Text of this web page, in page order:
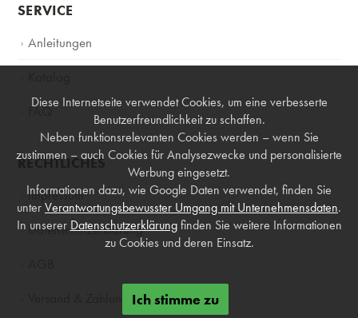
SERVICE
Anleitungen
FAQ
RECHTLICHES
Impressum
Datenschutzerklärung
Diese Internetseite verwendet Cookies, um eine verbesserte
Benutzerfreundlichkeit zu schaffen.
Neben funktionsrelevanten Cookies werden – wenn Sie
zustimmen – auch Cookies für Analysezwecke und personalisierte
Werbung eingesetzt.
Informationen dazu, wie Google Daten verwendet, finden Sie
unterVerantwortungsbewusster Umgang mit Unternehmensdaten.
In unserer Datenschutzerklärungfinden Sie weitere Informationen
zu Cookies und deren Einsatz.
Ich stimme zu